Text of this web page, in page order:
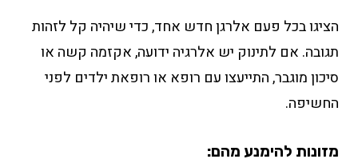
הציגו בכל פעם אלרגן חדש אחד, כדי שיהיה קל לזהות
תגובה. אם לתינוק יש אלרגיה ידועה, אקזמה קשה או
סיכון מוגבר, התייעצו עם רופא או רופאת ילדים לפני
החשיפה.
מזונות להימנע מהם: